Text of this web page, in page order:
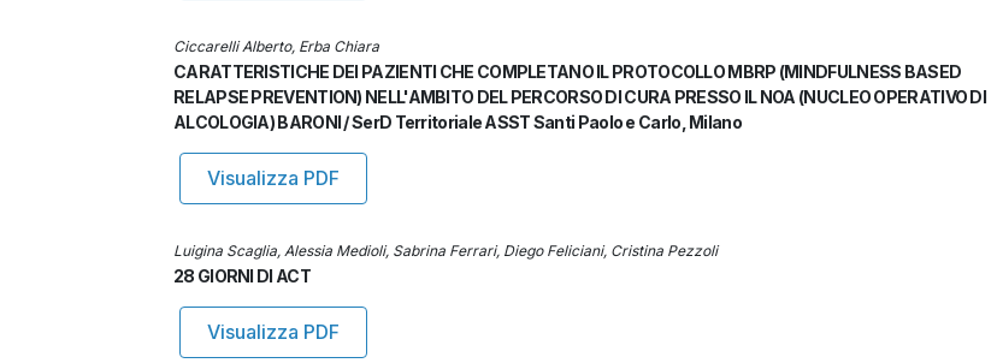
Ciccarelli Alberto, Erba Chiara
CARATTERISTICHE DEI PAZIENTI CHE COMPLETANO IL PROTOCOLLO MBRP (MINDFULNESS BASED
RELAPSE PREVENTION) NELL'AMBITO DEL PERCORSO DI CURA PRESSO IL NOA (NUCLEO OPERATIVO DI
ALCOLOGIA) BARONI / SerD Territoriale ASST Santi Paolo e Carlo, Milano
Visualizza PDF
Luigina Scaglia, Alessia Medioli, Sabrina Ferrari, Diego Feliciani, Cristina Pezzoli
28 GIORNI DI ACT
Visualizza PDF